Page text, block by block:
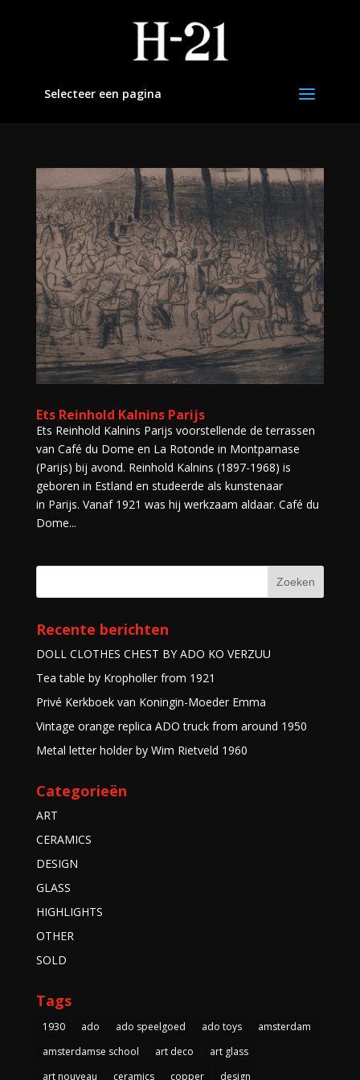
Selecteer een pagina
Ets Reinhold Kalnins Parijs
Ets Reinhold Kalnins Parijs voorstellende de terrassen
van Café du Dome en La Rotonde in Montparnase
(Parijs) bij avond. Reinhold Kalnins (1897-1968) is
geboren in Estland en studeerde als kunstenaar
in Parijs. Vanaf 1921 was hij werkzaam aldaar. Café du
Dome...
Recente berichten
DOLL CLOTHES CHEST BY ADO KO VERZUU
Tea table by Kropholler from 1921
Privé Kerkboek van Koningin-Moeder Emma
Vintage orange replica ADO truck from around 1950
Metal letter holder by Wim Rietveld 1960
Categorieën
ART
CERAMICS
DESIGN
GLASS
HIGHLIGHTS
OTHER
SOLD
Tags
1930 ado ado speelgoed ado toys
amsterdam
amsterdamse school
art deco
art glass
art nouveau
ceramics copper design